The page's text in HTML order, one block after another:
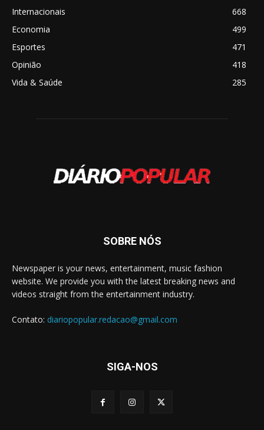
Internacionais
668
Economia
499
Esportes
471
Opinião
418
Vida & Saúde
285
SOBRE NÓS
Newspaper is your news, entertainment, music fashion
website. We provide you with the latest breaking news and
videos straight from the entertainment industry.
Contato: diariopopular.redacao@gmail.com
SIGA-NOS